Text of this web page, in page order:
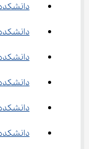
دانشکده‌های دانشگاه